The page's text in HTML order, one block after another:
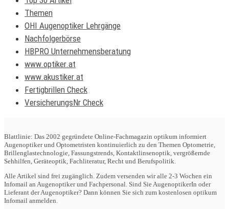
Themen
OHI Augenoptiker Lehrgänge
Nachfolgerbörse
HBPRO Unternehmensberatung
www.optiker.at
www.akustiker.at
Fertigbrillen Check
VersicherungsNr Check
Blattlinie: Das 2002 gegründete Online-Fachmagazin optikum informiert
Augenoptiker und Optometristen kontinuierlich zu den Themen Optometrie,
Brillenglastechnologie, Fassungstrends, Kontaktlinsenoptik, vergrößernde
Sehhilfen, Geräteoptik, Fachliteratur, Recht und Berufspolitik.
Alle Artikel sind frei zugänglich. Zudem versenden wir alle 2-3 Wochen ein
Infomail an Augenoptiker und Fachpersonal. Sind Sie AugenoptikerIn oder
Lieferant der Augenoptiker? Dann können Sie sich zum kostenlosen optikum
Infomail anmelden.